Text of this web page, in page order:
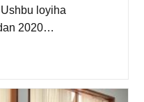
loyiha
2020…